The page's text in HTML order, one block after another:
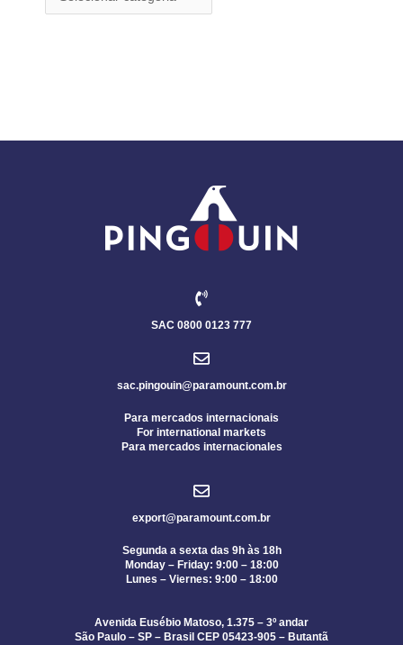
SAC 0800 0123 777
sac.pingouin@paramount.com.br
Para mercados internacionais
For international markets
Para mercados internacionales
export@paramount.com.br
Segunda a sexta das 9h às 18h
Monday – Friday: 9:00 – 18:00
Lunes – Viernes: 9:00 – 18:00
Avenida Eusébio Matoso, 1.375 – 3º andar
São Paulo – SP – Brasil CEP 05423-905 – Butantã